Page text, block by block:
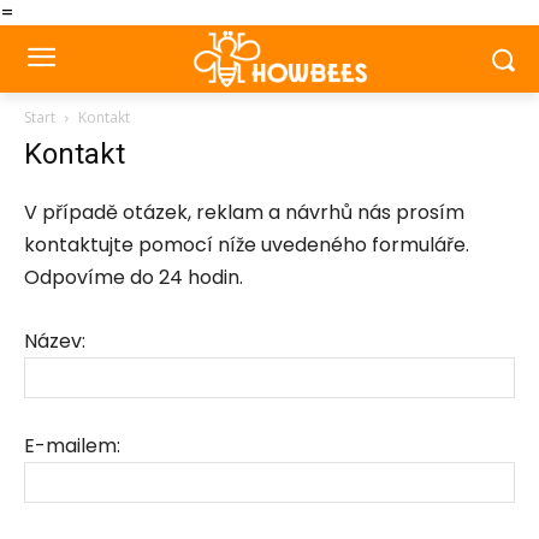
=
Start Kontakt
Kontakt
V případě otázek, reklam a návrhů nás prosím
kontaktujte pomocí níže uvedeného formuláře.
Odpovíme do 24 hodin.
Název:
E-mailem: